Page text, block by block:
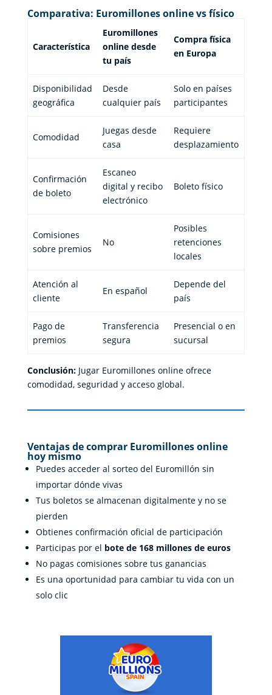
Comparativa: Euromillones online vs físico
Característica
Euromillones
online desde
tu país
Compra física
en Europa
Disponibilidad
geográfica
Desde
cualquier país
Solo en países
participantes
Comodidad
Juegas desde
casa
Requiere
desplazamiento
Confirmación
de boleto
Escaneo
digital y recibo
electrónico
Boleto físico
Comisiones
sobre premios
No
Posibles
retenciones
locales
Atención al
cliente
En español
Depende del
país
Pago de
premios
Transferencia
segura
Presencial o en
sucursal
Conclusión:Jugar Euromillones online ofrece
comodidad, seguridad y acceso global.
Ventajas de comprar Euromillones online
hoy mismo
Puedes acceder al sorteo del Euromillón sin
importar dónde vivas
Tus boletos se almacenan digitalmente y no se
pierden
Obtienes confirmación oficial de participación
Participas por el bote de 168 millones de euros
No pagas comisiones sobre tus ganancias
Es una oportunidad para cambiar tu vida con un
solo clic